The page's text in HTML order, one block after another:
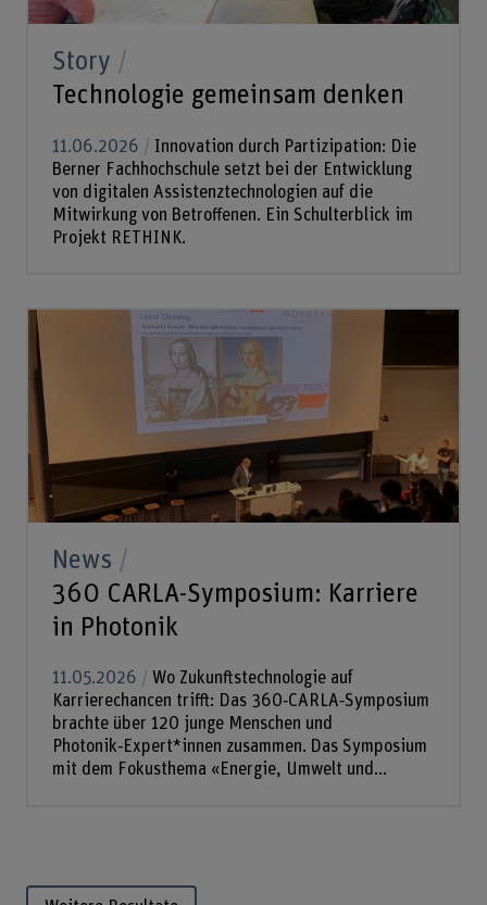
Story
Technologie gemeinsam denken
11.06.2026
Innovation durch Partizipation: Die
Berner Fachhochschule setzt bei der Entwicklung
von digitalen Assistenztechnologien auf die
Mitwirkung von Betroffenen. Ein Schulterblick im
Projekt RETHINK.
News
360 CARLA-Symposium: Karriere
in Photonik
11.05.2026
Wo Zukunftstechnologie auf
Karrierechancen trifft: Das 360‑CARLA‑Symposium
brachte über 120 junge Menschen und
Photonik‑Expert*innen zusammen. Das Symposium
mit dem Fokusthema «Energie, Umwelt und...